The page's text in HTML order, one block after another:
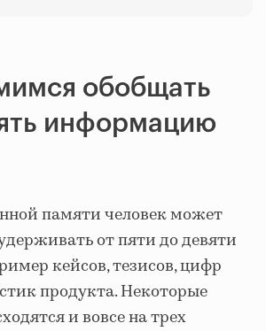
обобщать
информацию
памяти человек может
от пяти до девяти
кейсов, тезисов, цифр
продукта. Некоторые
и вовсе на трех